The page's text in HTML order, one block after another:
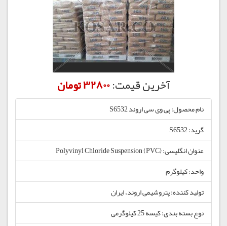
آخرین قیمت:32800 تومان
نام محصول: پی وی سی اروند S6532
گرید: S6532
عنوان انگلیسی: Polyvinyl Chloride Suspension (PVC)
واحد: کیلوگرم
تولید کننده: پتروشیمی اروند، ایران
نوع بسته بندی: کیسه 25 کیلوگرمی